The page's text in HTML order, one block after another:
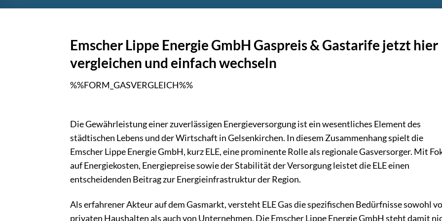
Emscher Lippe Energie GmbH Gaspreis & Gastarife jetzt hier
vergleichen und einfach wechseln
%%FORM_GASVERGLEICH%%
Die Gewährleistung einer zuverlässigen Energieversorgung ist ein wesentliches Element des
städtischen Lebens und der Wirtschaft in Gelsenkirchen. In diesem Zusammenhang spielt die
Emscher Lippe Energie GmbH, kurz ELE, eine prominente Rolle als regionale Gasversorger. Mit
auf Energiekosten, Energiepreise sowie der Stabilität der Versorgung leistet die ELE einen
entscheidenden Beitrag zur Energieinfrastruktur der Region.
Als erfahrener Akteur auf dem Gasmarkt, versteht ELE Gas die spezifischen Bedürfnisse sowohl
privaten Haushalten als auch von Unternehmen. Die Emscher Lippe Energie GmbH steht damit